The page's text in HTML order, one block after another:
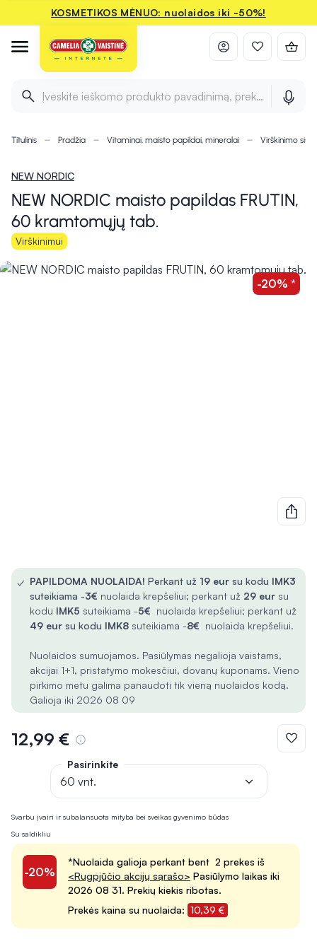
KOSMETIKOS MĖNUO: nuolaidos iki -50%!
Įveskite ieškomo produkto pavadinimą, prekės ženklą ir
Titulinis Pradžia Vitaminai, maisto papildai, mineralai Virškinimo
NEW NORDIC
NEW NORDIC maisto papildas FRUTIN,
60 kramtomųjų tab.
Virškinimui
-20% *
Svarbu įvairi ir subalansuota mityba bei sveikas gyvenimo būdas
Su saldikliu
-20%
*Nuolaida galioja perkant bent 2 prekes iš
<Rugpjūčio akcijų sąrašo> Pasiūlymo laikas iki
2026 08 31. Prekių kiekis ribotas.
Prekės kaina su nuolaida: 10,39 €
✓ PAPILDOMA NUOLAIDA! Perkant už 19 eur su kodu IMK3
suteikiama -3€ nuolaida krepšeliui; perkant už 29 eur su
kodu IMK5 suteikiama -5€ nuolaida krepšeliui; perkant už
49 eur su kodu IMK8 suteikiama -8€ nuolaida krepšeliui.
Nuolaidos sumuojamos. Pasiūlymas negalioja vaistams,
akcijai 1+1, pristatymo mokesčiui, dovanų kuponams. Vieno
pirkimo metu galima panaudoti tik vieną nuolaidos kodą.
Galioja iki 2026 08 09
12,99 €
Pasirinkite
60 vnt.